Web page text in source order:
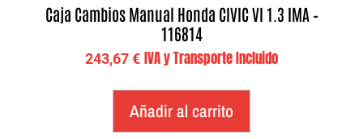
Caja Cambios Manual Honda CIVIC VI 1.3 IMA –
116814
243,67€ IVA y Transporte Incluido
Añadir al carrito